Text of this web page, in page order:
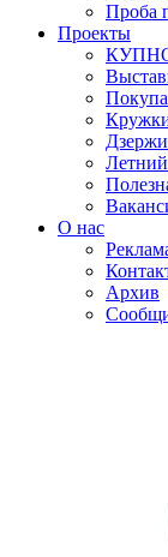
Проба
Проекты
О нас
Архив